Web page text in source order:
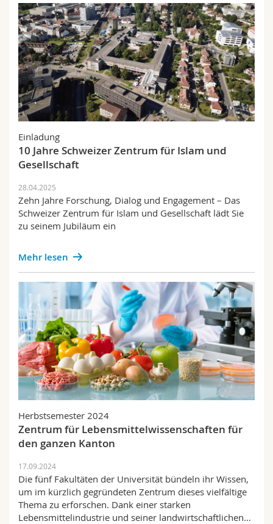
Einladung
10 Jahre Schweizer Zentrum für Islam und
Gesellschaft
28.04.2025
Zehn Jahre Forschung, Dialog und Engagement – Das
Schweizer Zentrum für Islam und Gesellschaft lädt Sie
zu seinem Jubiläum ein
Mehr lesen
Herbstsemester 2024
Zentrum für Lebensmittelwissenschaften für
den ganzen Kanton
17.09.2024
Die fünf Fakultäten der Universität bündeln ihr Wissen,
um im kürzlich gegründeten Zentrum dieses vielfältige
Thema zu erforschen. Dank einer starken
Lebensmittelindustrie und seiner landwirtschaftlichen…